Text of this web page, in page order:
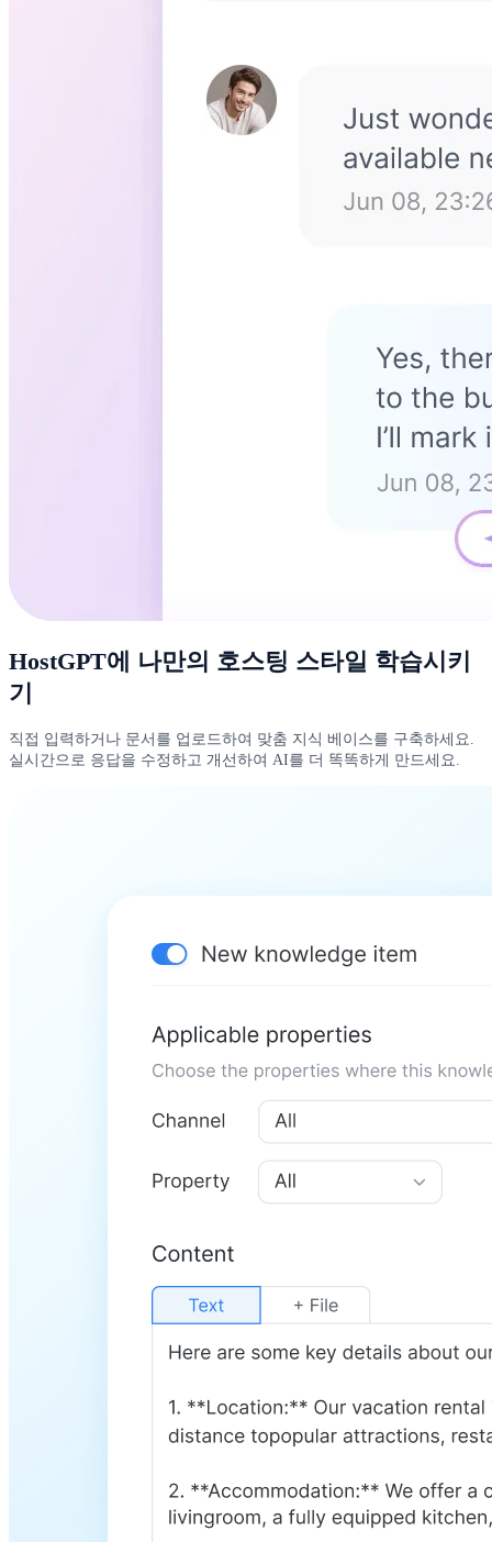
HostGPT에 나만의 호스팅 스타일 학습시키
기
직접 입력하거나 문서를 업로드하여 맞춤 지식 베이스를 구축하세요.
실시간으로 응답을 수정하고 개선하여 AI를 더 똑똑하게 만드세요.